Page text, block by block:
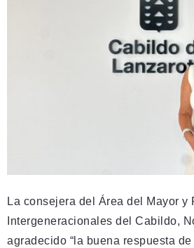
La consejera del Área del Mayor y
Intergeneracionales del Cabildo,
agradecido “la buena respuesta